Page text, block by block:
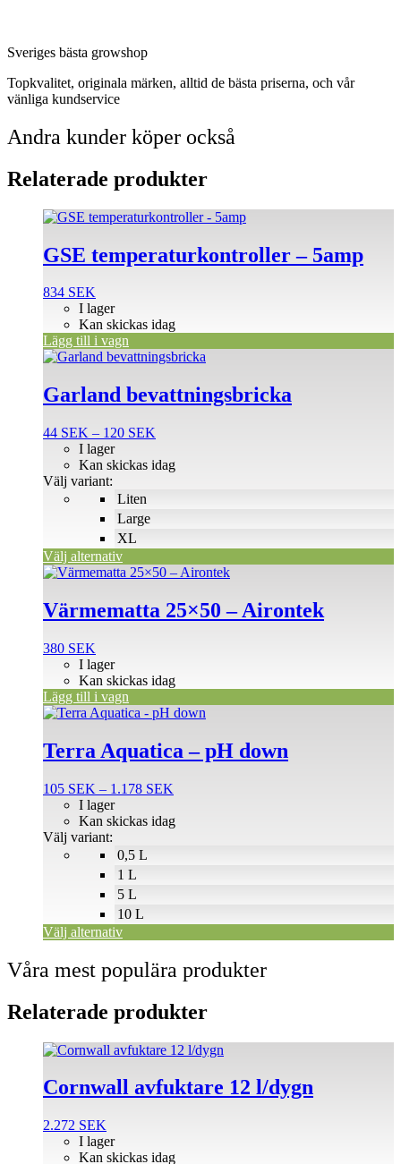
Sveriges bästa growshop
Topkvalitet, originala märken, alltid de bästa priserna, och vår
vänliga kundservice
Andra kunder köper också
Relaterade produkter
GSE temperaturkontroller – 5amp
834 SEK
I lager
Kan skickas idag
Lägg till i vagn
Garland bevattningsbricka
44 SEK – 120 SEK
till
Liten
Large
XL
I lager
Kan skickas idag
Välj variant:
Välj alternativ
Den
produkten
har
varianter.
olika
alternativen
produktsidan
Värmematta 25×50 – Airontek
380 SEK
I lager
Kan skickas idag
Lägg till i vagn
Terra Aquatica – pH down
105 SEK – 1.178 SEK
till
0,5 L
1 L
5 L
10 L
I lager
Kan skickas idag
Välj variant:
Välj alternativ
Den
produkten
har
varianter.
olika
alternativen
Våra mest populära produkter
Relaterade produkter
Cornwall avfuktare 12 l/dygn
2.272 SEK
I lager
Kan skickas idag